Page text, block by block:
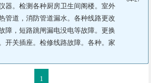
器。检测各种厨房卫生间阁楼。室外
管道，消防管道漏水。各种线路更改
障，短路跳闸漏电没电等故障。更换
开关插座。检修线路故障。各种。家
1